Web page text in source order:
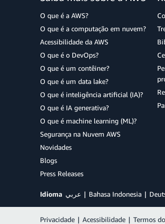
O que é a AWS?
O que é a computação em nuvem?
Acessibilidade da AWS
O que é o DevOps?
O que é um contêiner?
O que é um data lake?
O que é inteligência artificial (IA)?
O que é IA generativa?
O que é machine learning (ML)?
Segurança na Nuvem AWS
Novidades
Blogs
Press Releases
Idioma عربي Bahasa Indonesia
Privacidade | Acessibilidade | Termos